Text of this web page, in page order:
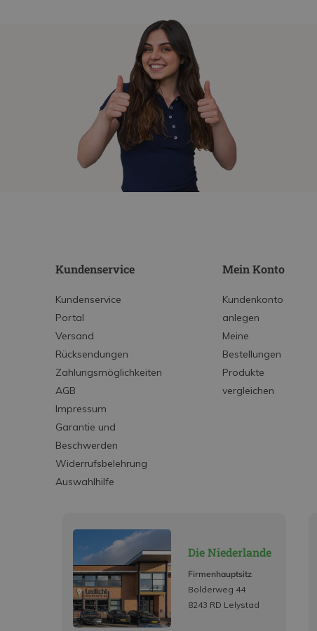
Kundenservice
Kundenservice
Portal
Versand
Rücksendungen
Zahlungsmöglichkeiten
AGB
Impressum
Garantie und
Beschwerden
Widerrufsbelehrung
Auswahlhilfe
Mein Konto
Kundenkonto
anlegen
Meine
Bestellungen
Produkte
vergleichen
Die Niederlande
Firmenhauptsitz
Bolderweg 44
8243 RD Lelystad